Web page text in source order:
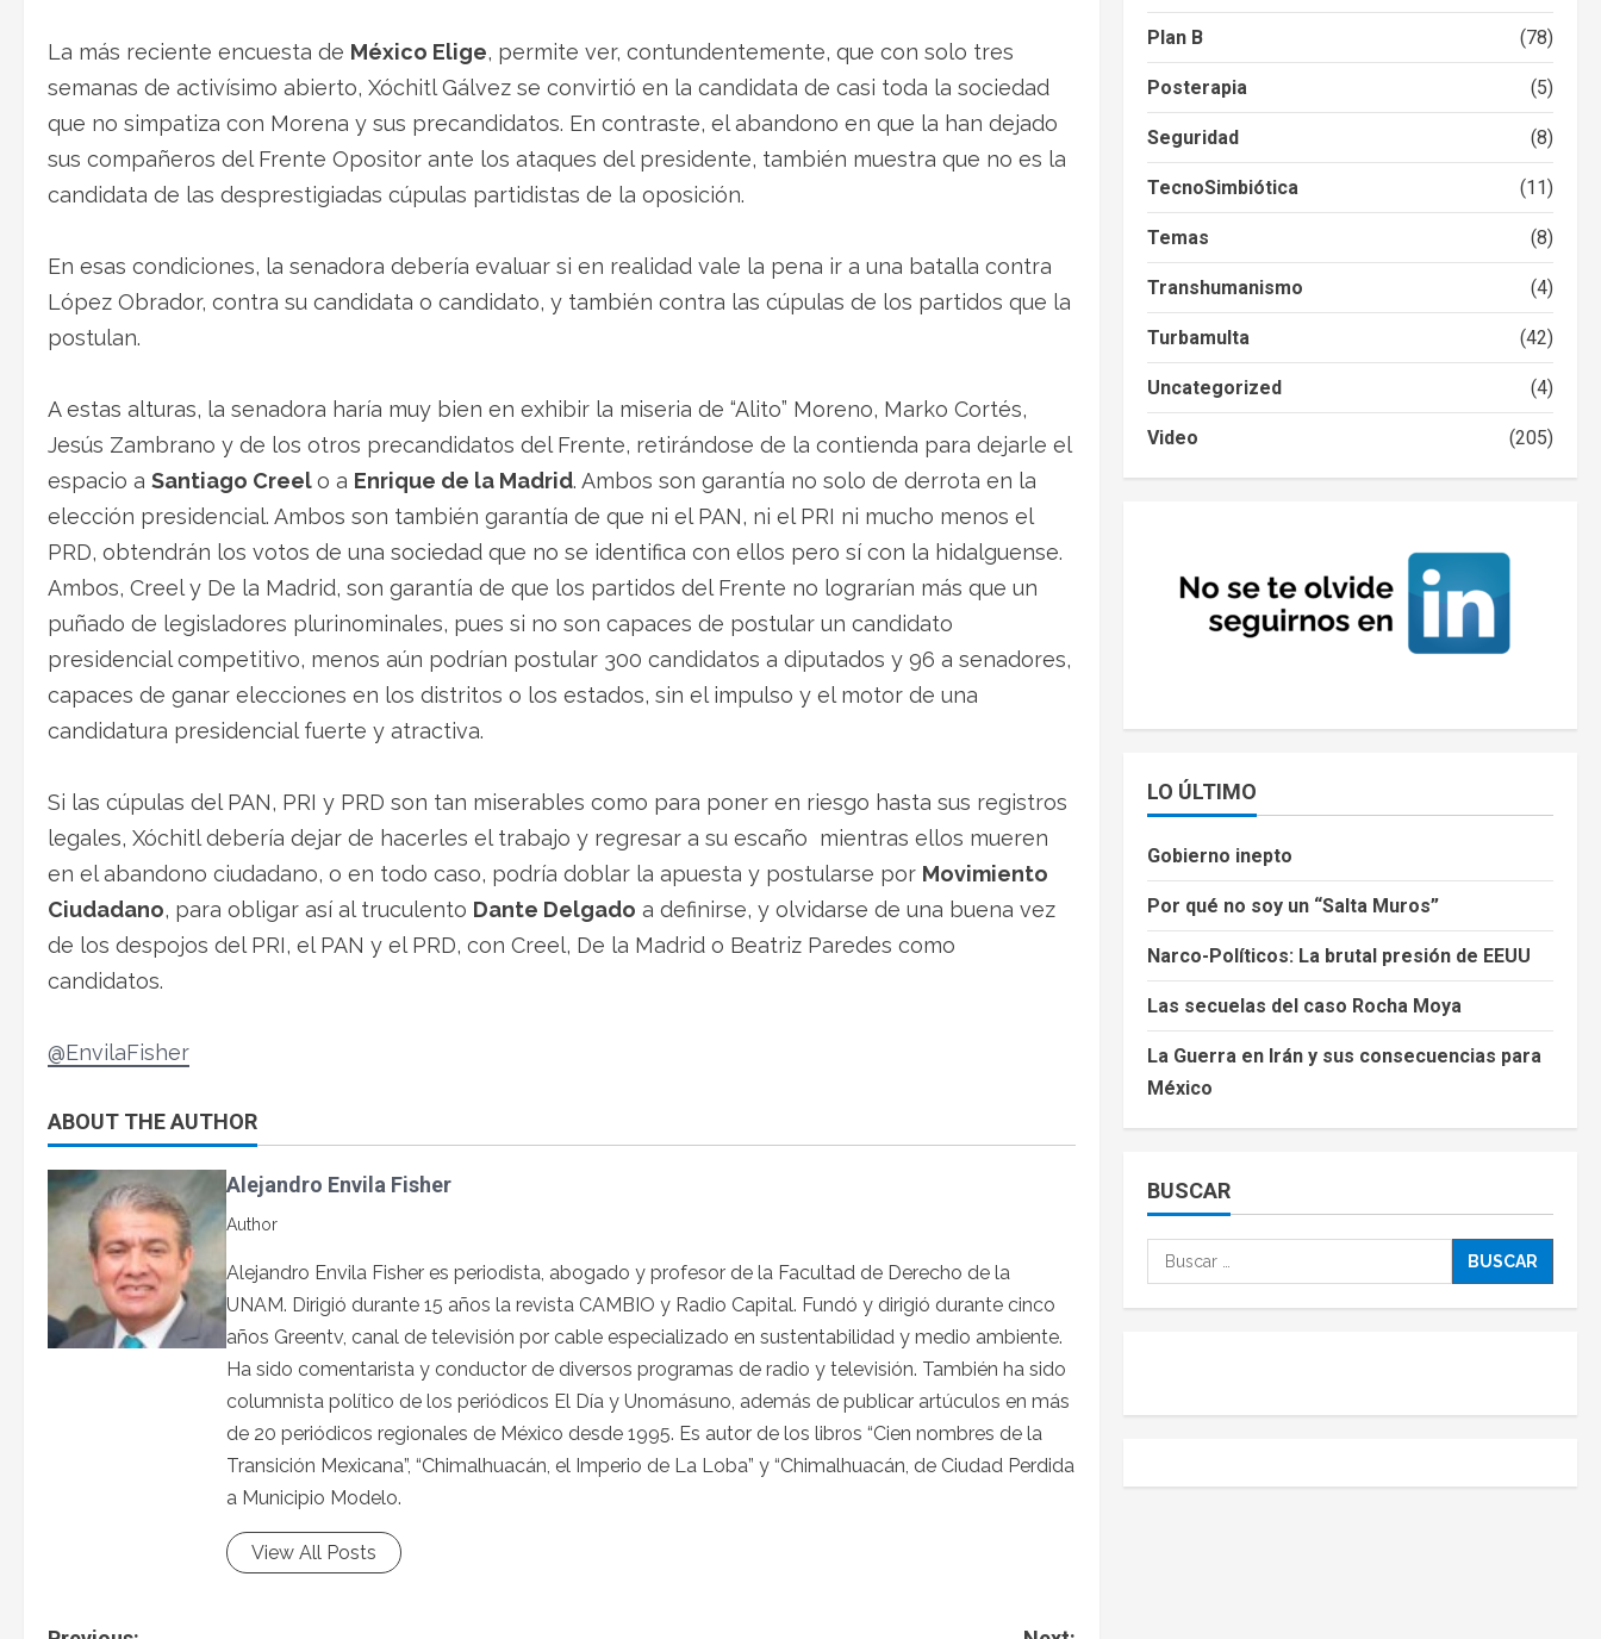
La más reciente encuesta de México Elige, permite ver, contundentemente, que con solo tres
semanas de activísimo abierto, Xóchitl Gálvez se convirtió en la candidata de casi toda la sociedad
que no simpatiza con Morena y sus precandidatos. En contraste, el abandono en que la han dejado
sus compañeros del Frente Opositor ante los ataques del presidente, también muestra que no es la
candidata de las desprestigiadas cúpulas partidistas de la oposición.
En esas condiciones, la senadora debería evaluar si en realidad vale la pena ir a una batalla contra
López Obrador, contra su candidata o candidato, y también contra las cúpulas de los partidos que la
postulan.
A estas alturas, la senadora haría muy bien en exhibir la miseria de “Alito” Moreno, Marko Cortés,
Jesús Zambrano y de los otros precandidatos del Frente, retirándose de la contienda para dejarle el
espacio a Santiago Creelo a Enrique de la Madrid. Ambos son garantía no solo de derrota en la
elección presidencial. Ambos son también garantía de que ni el PAN, ni el PRI ni mucho menos el
PRD, obtendrán los votos de una sociedad que no se identifica con ellos pero sí con la hidalguense.
Ambos, Creel y De la Madrid, son garantía de que los partidos del Frente no lograrían más que un
puñado de legisladores plurinominales, pues si no son capaces de postular un candidato
presidencial competitivo, menos aún podrían postular 300 candidatos a diputados y 96 a senadores,
capaces de ganar elecciones en los distritos o los estados, sin el impulso y el motor de una
candidatura presidencial fuerte y atractiva.
Si las cúpulas del PAN, PRI y PRD son tan miserables como para poner en riesgo hasta sus registros
legales, Xóchitl debería dejar de hacerles el trabajo y regresar a su escaño mientras ellos mueren
en el abandono ciudadano, o en todo caso, podría doblar la apuesta y postularse por Movimiento
Ciudadano, para obligar así al truculento Dante Delgado a definirse, y olvidarse de una buena vez
de los despojos del PRI, el PAN y el PRD, con Creel, De la Madrid o Beatriz Paredes como
candidatos.
@EnvilaFisher
ABOUT THE AUTHOR
Alejandro Envila Fisher
Author
Alejandro Envila Fisher es periodista, abogado y profesor de la Facultad de Derecho de la
UNAM. Dirigió durante 15 años la revista CAMBIO y Radio Capital. Fundó y dirigió durante cinco
años Greentv, canal de televisión por cable especializado en sustentabilidad y medio ambiente.
Ha sido comentarista y conductor de diversos programas de radio y televisión. También ha sido
columnista político de los periódicos El Día y Unomásuno, además de publicar artúculos en más
de 20 periódicos regionales de México desde 1995. Es autor de los libros “Cien nombres de la
Transición Mexicana”, “Chimalhuacán, el Imperio de La Loba” y “Chimalhuacán, de Ciudad Perdida
a Municipio Modelo.
View All Posts
Plan B (78)
Posterapia (5)
Seguridad (8)
TecnoSimbiótica (11)
Temas (8)
Transhumanismo (4)
Turbamulta (42)
Uncategorized (4)
Video (205)
LO ÚLTIMO
Gobierno inepto
Por qué no soy un “Salta Muros”
Narco-Políticos: La brutal presión de EEUU
Las secuelas del caso Rocha Moya
La Guerra en Irán y sus consecuencias para
México
BUSCAR